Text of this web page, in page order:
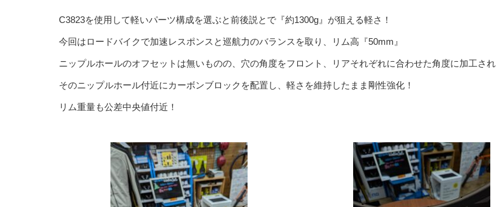
C3823を使用して軽いパーツ構成を選ぶと前後説とで『約1300g』が狙える軽さ！
今回はロードバイクで加速レスポンスと巡航力のバランスを取り、リム高『50mm』
ニップルホールのオフセットは無いものの、穴の角度をフロント、リアそれぞれに合わせた角度に加工され
そのニップルホール付近にカーボンブロックを配置し、軽さを維持したまま剛性強化！
リム重量も公差中央値付近！